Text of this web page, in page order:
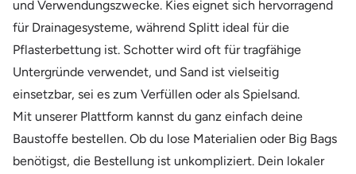
und Verwendungszwecke. Kies eignet sich hervorragend
für Drainagesysteme, während Splitt ideal für die
Pflasterbettung ist. Schotter wird oft für tragfähige
Untergründe verwendet, und Sand ist vielseitig
einsetzbar, sei es zum Verfüllen oder als Spielsand.
Mit unserer Plattform kannst du ganz einfach deine
Baustoffe bestellen. Ob du lose Materialien oder Big Bags
benötigst, die Bestellung ist unkompliziert. Dein lokaler